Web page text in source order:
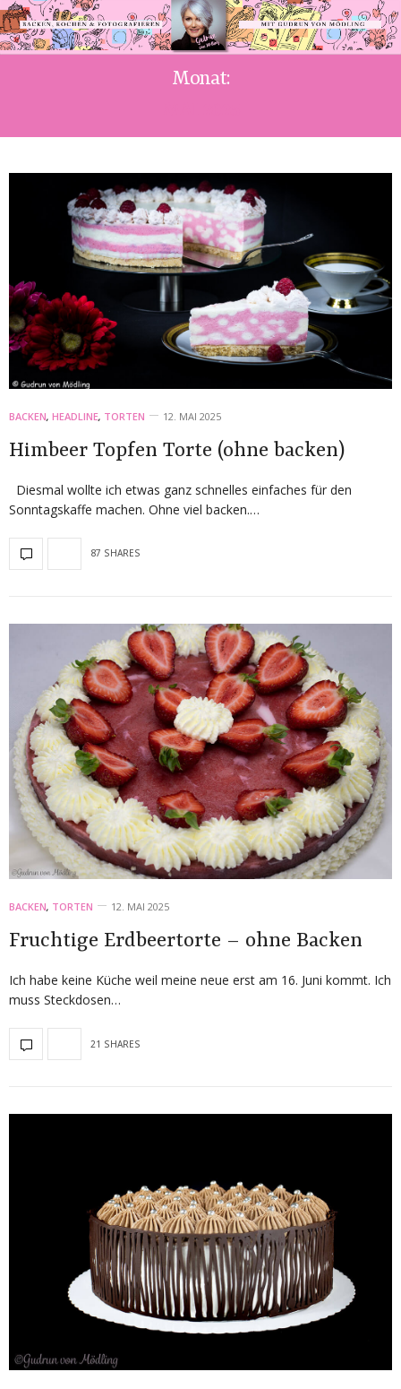
Monat:
BACKEN, HEADLINE, TORTEN 12. MAI 2025
Himbeer Topfen Torte (ohne backen)
Diesmal wollte ich etwas ganz schnelles einfaches für den
Sonntagskaffe machen. Ohne viel backen.…
87 SHARES
BACKEN, TORTEN 12. MAI 2025
Fruchtige Erdbeertorte – ohne Backen
Ich habe keine Küche weil meine neue erst am 16. Juni kommt. Ich
muss Steckdosen…
21 SHARES